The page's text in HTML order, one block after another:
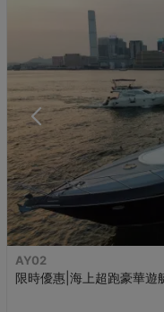
AY02
限時優惠|海上超跑豪華遊